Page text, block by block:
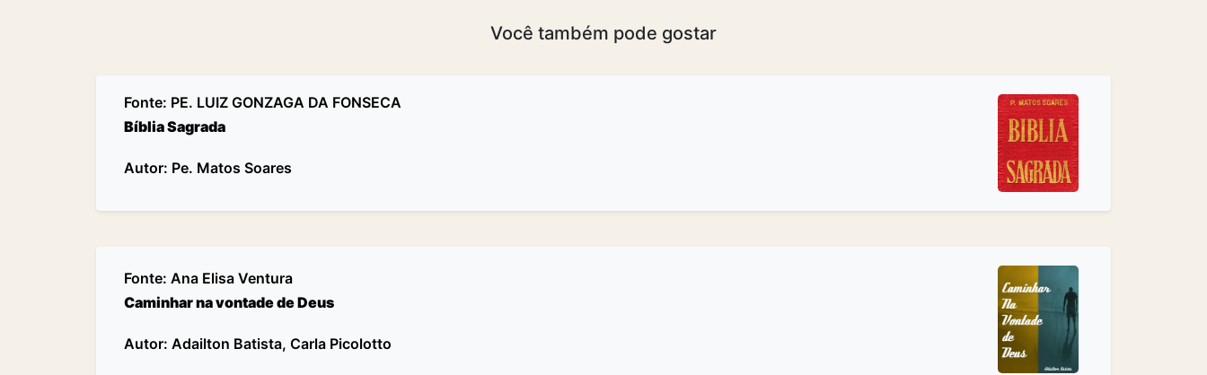
Você também pode gostar
Fonte: PE. LUIZ GONZAGA DA FONSECA
Bíblia Sagrada
Autor: Pe. Matos Soares
Fonte: Ana Elisa Ventura
Caminhar na vontade de Deus
Autor: Adailton Batista, Carla Picolotto